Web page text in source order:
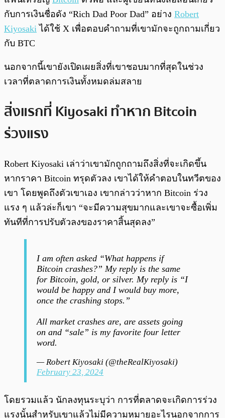
กับการเงินชื่อดัง “Rich Dad Poor Dad” อย่าง Robert
Kiyosaki ได้ใช้ X เพื่อตอบคำถามที่เขามักจะถูกถามเกี่ยว
กับ BTC
นอกจากนี้เขายังเปิดเผยสิ่งที่เขาชอบมากที่สุดในช่วง
เวลาที่ตลาดการเงินทั้งหมดล่มสลาย
สิ่งแรกที่ Kiyosaki ทำหาก Bitcoin
ร่วงแรง
Robert Kiyosaki เล่าว่าเขามักถูกถามถึงสิ่งที่จะเกิดขึ้น
หากราคา Bitcoin ทรุดตัวลง เขาได้ให้คำตอบในทวีตของ
เขา โดยพูดถึงตัวเขาเอง เขากล่าวว่าหาก Bitcoin ร่วง
แรง ๆ แล้วล่ะก็เขา “จะมีความสุขมากและเขาจะซื้อเพิ่ม
ทันทีที่การปรับตัวลงของราคาสิ้นสุดลง”
I am often asked “What happens if
Bitcoin crashes?” My reply is the same
for Bitcoin, gold, or silver. My reply is “I
would be happy and I would buy more,
once the crashing stops.”
All market crashes are, are assets going
on and “sale” is my favorite four letter
word.
— Robert Kiyosaki (@theRealKiyosaki)
February 23, 2024
โดยรวมแล้ว นักลงทุนระบุว่า การที่ตลาดจะเกิดการร่วง
แรงนั้นสำหรับเขาแล้วไม่มีความหมายอะไรนอกจากการ